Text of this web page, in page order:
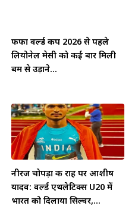
फीफा वर्ल्ड कप 2026 से पहले
लियोनेल मेसी को कई बार मिली
बम से उड़ाने...
नीरज चोपड़ा की राह पर आशीष
यादव: वर्ल्ड एथलेटिक्स U20 में
भारत को दिलाया सिल्वर,...